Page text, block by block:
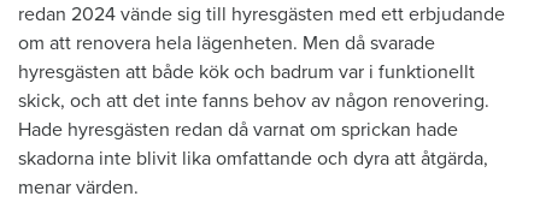
redan 2024 vände sig till hyresgästen med ett erbjudande
om att renovera hela lägenheten. Men då svarade
hyresgästen att både kök och badrum var i funktionellt
skick, och att det inte fanns behov av någon renovering.
Hade hyresgästen redan då varnat om sprickan hade
skadorna inte blivit lika omfattande och dyra att åtgärda,
menar värden.